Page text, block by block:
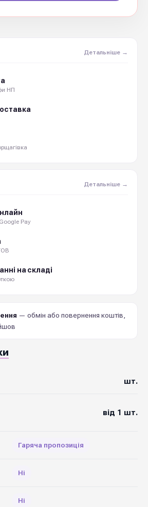
Детальніше →
НП
Детальніше →
Pay
на складі
— обмін або повернення коштів,
шт.
від 1 шт.
Гаряча пропозиція
Ні
Ні